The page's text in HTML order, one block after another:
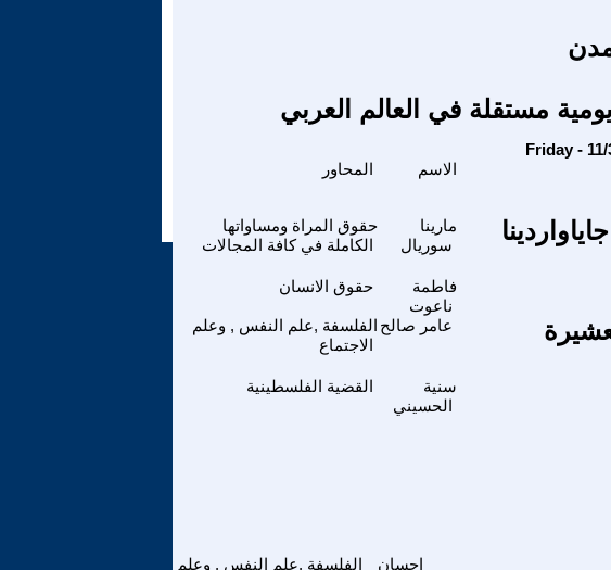
مستقلة في العالم العربي
الاسم
حقوق المراة ومساواتها
الكاملة في كافة المجالات
مارينا
سوريال
حقوق الانسان
فاطمة
ناعوت
الفلسفة ,علم النفس , وعلم
الاجتماع
عامر صالح
القضية الفلسطينية
سنية
الحسيني
الفلسفة ,علم النفس , وعلم
احسان